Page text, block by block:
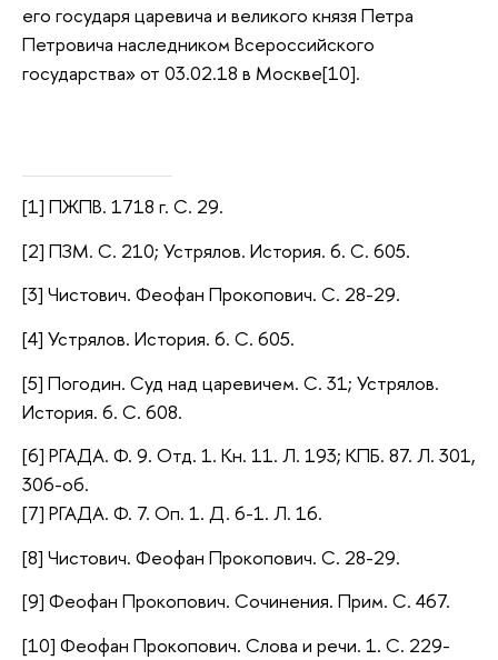
его государя царевича и великого князя Петра
Петровича наследником Всероссийского
государства» от 03.02.18 в Москве[10].
[1] ПЖПВ. 1718 г. С. 29.
[2] ПЗМ. С. 210; Устрялов. История. 6. С. 605.
[3] Чистович. Феофан Прокопович. С. 28-29.
[4] Устрялов. История. 6. С. 605.
[5] Погодин. Суд над царевичем. С. 31; Устрялов.
История. 6. С. 608.
[6] РГАДА. Ф. 9. Отд. 1. Кн. 11. Л. 193; КПБ. 87. Л. 301,
306-об.
[7] РГАДА. Ф. 7. Оп. 1. Д. 6-1. Л. 16.
[8] Чистович. Феофан Прокопович. С. 28-29.
[9] Феофан Прокопович. Сочинения. Прим. С. 467.
[10] Феофан Прокопович. Слова и речи. 1. С. 229-